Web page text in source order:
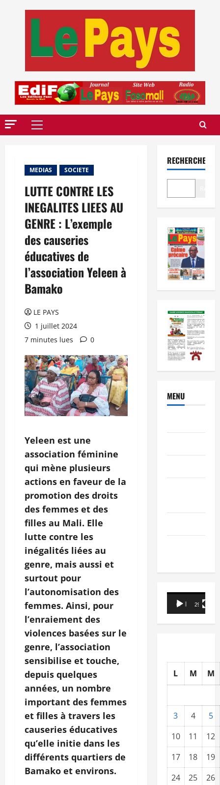
Menu
MEDIAS SOCIETE
LUTTE CONTRE LES
INEGALITES LIEES AU
GENRE : L’exemple
des causeries
éducatives de
l’association Yeleen à
Bamako
LE PAYS
1 juillet 2024
7 minutes lues
0
Yeleen est une
association féminine
qui mène plusieurs
actions en faveur de la
promotion des droits
des femmes et des
filles au Mali. Elle
lutte contre les
inégalités liées au
genre, mais aussi et
surtout pour
l’autonomisation des
femmes. Ainsi, pour
l’enraiement des
violences basées sur le
genre, l’association
sensibilise et touche,
depuis quelques
années, un nombre
important des femmes
et filles à travers les
causeries éducatives
qu’elle initie dans les
différents quartiers de
Bamako et environs.
RECHERCHER
MENU
Lecteur
vidéo
00:00 29:21
L M M
3 4
5
10
11
12
17
18
19
24
25
26